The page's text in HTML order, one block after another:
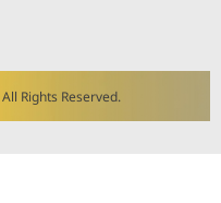
Rights Reserved.